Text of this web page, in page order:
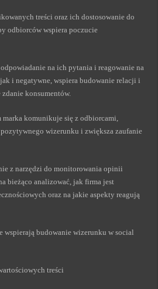
treści oraz ich dostosowanie do
odbiorców wspiera poczucie
na ich pytania i reagowanie na
i negatywne, wspiera budowanie relacji i
konsumentów.
komunikuje się z odbiorcami,
wizerunku i zwiększa zaufanie
z narzędzi do monitorowania opinii
bieżąco analizować, jak firma jest
oraz na jakie aspekty reagują
wspierają budowanie wizerunku w social
treści